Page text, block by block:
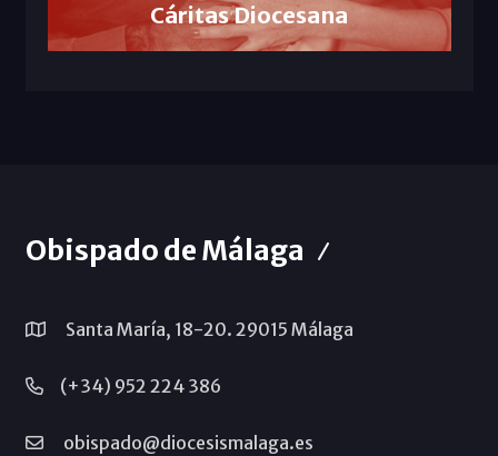
Cáritas Diocesana
Obispado de Málaga
Santa María, 18-20. 29015 Málaga
(+34) 952 224 386
obispado@diocesismalaga.es